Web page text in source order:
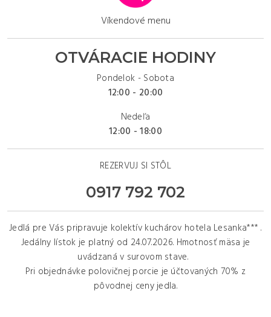
Víkendové menu
OTVÁRACIE HODINY
Pondelok - Sobota
12:00 - 20:00
Nedeľa
12:00 - 18:00
REZERVUJ SI STÔL
0917 792 702
Jedlá pre Vás pripravuje kolektív kuchárov hotela Lesanka*** .
Jedálny lístok je platný od 24.07.2026. Hmotnosť mäsa je
uvádzaná v surovom stave.
Pri objednávke polovičnej porcie je účtovaných 70% z
pôvodnej ceny jedla.